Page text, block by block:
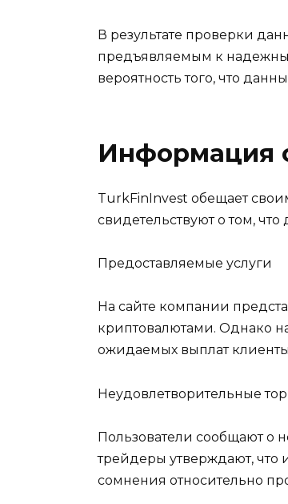
В результате проверки
предъявляемым к
вероятность того, что
Информация
TurkFinInvest обещает
свидетельствуют о том,
Предоставляемые услуги
На сайте компании
криптовалютами. Однако
ожидаемых выплат
Неудовлетворительные
Пользователи сообщают о
трейдеры утверждают,
сомнения относительно